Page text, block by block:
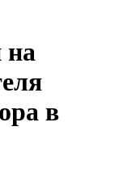
на
в